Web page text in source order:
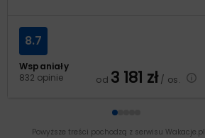
Wspaniały
832 opinie
8.7
od 3 181 zł/ os.
Powyższe treści pochodzą z serwisu Wakacje.pl